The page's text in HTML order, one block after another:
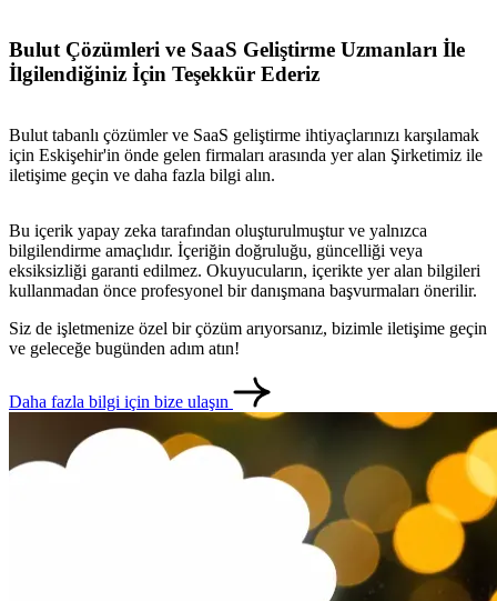
Bulut Çözümleri ve SaaS Geliştirme Uzmanları İle
İlgilendiğiniz İçin Teşekkür Ederiz
Bulut tabanlı çözümler ve SaaS geliştirme ihtiyaçlarınızı karşılamak
için Eskişehir'in önde gelen firmaları arasında yer alan Şirketimiz ile
iletişime geçin ve daha fazla bilgi alın.
Bu içerik yapay zeka tarafından oluşturulmuştur ve yalnızca
bilgilendirme amaçlıdır. İçeriğin doğruluğu, güncelliği veya
eksiksizliği garanti edilmez. Okuyucuların, içerikte yer alan bilgileri
kullanmadan önce profesyonel bir danışmana başvurmaları önerilir.
Siz de işletmenize özel bir çözüm arıyorsanız, bizimle iletişime geçin
ve geleceğe bugünden adım atın!
Daha fazla bilgi için bize ulaşın